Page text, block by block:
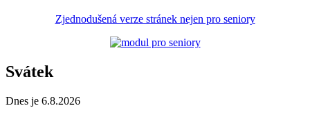
Zjednodušená verze stránek nejen pro seniory
Svátek
Dnes je 6.8.2026